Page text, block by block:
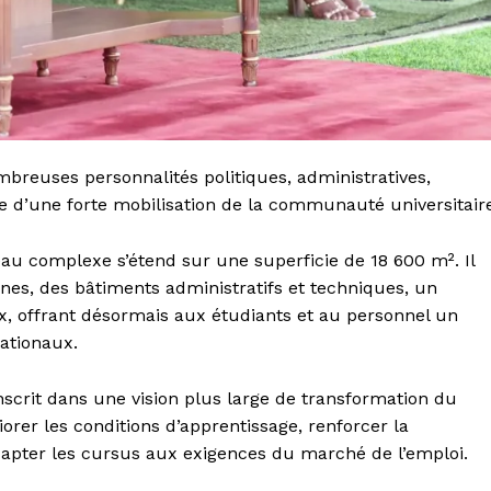
personnalités politiques, administratives,
forte mobilisation de la communauté
complexe s’étend sur une superficie de 18 600 m². Il
des bâtiments administratifs et techniques, un
offrant désormais aux étudiants et au personnel un
dans une vision plus large de transformation du
les conditions d’apprentissage, renforcer la
les cursus aux exigences du marché de l’emploi.